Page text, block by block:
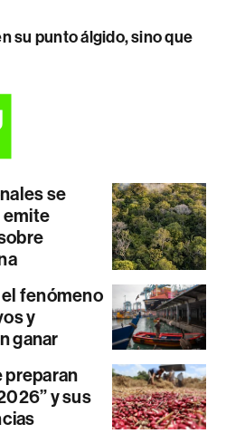
su punto álgido, sino que
se
emite
fenómeno
y
ganar
preparan
y sus